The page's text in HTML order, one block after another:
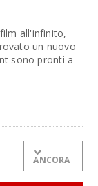
all'infinito,
un nuovo
sono pronti a
ANCORA